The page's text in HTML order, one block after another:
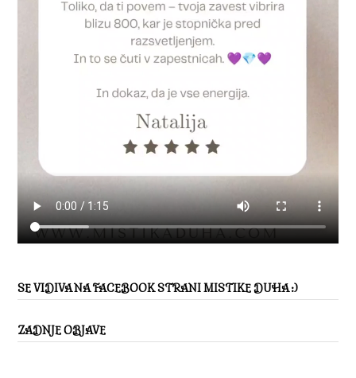
SE VIDIVA NA FACEBOOK STRANI MISTIKE DUHA :)
ZADNJE OBJAVE